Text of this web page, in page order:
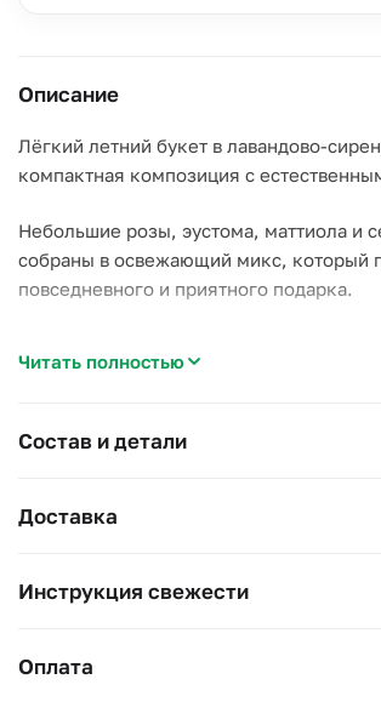
Описание
Лёгкий летний букет в лавандово-
компактная композиция с
Небольшие розы, эустома, маттиола и
собраны в освежающий микс, который
повседневного и приятного подарка.
– Универсальное сочетание оттенков —
– Невесомое и аккуратное оформление;
Особенности:
– Удобный формат для личного вручения.
Идеально для:
Читать полностью
Состав и детали
Доставка
Инструкция свежести
Оплата